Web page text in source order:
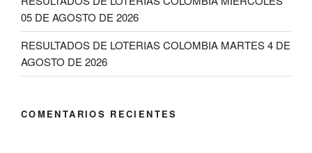
05 DE AGOSTO DE 2026
RESULTADOS DE LOTERIAS COLOMBIA MARTES 4 DE
AGOSTO DE 2026
COMENTARIOS RECIENTES